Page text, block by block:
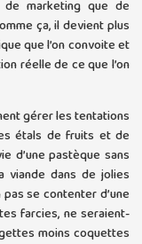
marketing que de
ça, il devient plus
que l’on convoite et
réelle de ce que l’on
gérer les tentations
étals de fruits et de
d’une pastèque sans
viande dans de jolies
se contenter d’une
farcies, ne seraient-
moins coquettes